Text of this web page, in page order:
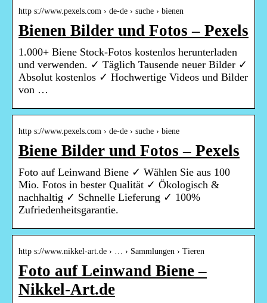
http s://www.pexels.com › de-de › suche › bienen
Bienen Bilder und Fotos – Pexels
1.000+ Biene Stock-Fotos kostenlos herunterladen
und verwenden. ✓ Täglich Tausende neuer Bilder ✓
Absolut kostenlos ✓ Hochwertige Videos und Bilder
von …
http s://www.pexels.com › de-de › suche › biene
Biene Bilder und Fotos – Pexels
Foto auf Leinwand Biene ✓ Wählen Sie aus 100
Mio. Fotos in bester Qualität ✓ Ökologisch &
nachhaltig ✓ Schnelle Lieferung ✓ 100%
Zufriedenheitsgarantie.
http s://www.nikkel-art.de › … › Sammlungen › Tieren
Foto auf Leinwand Biene –
Nikkel-Art.de